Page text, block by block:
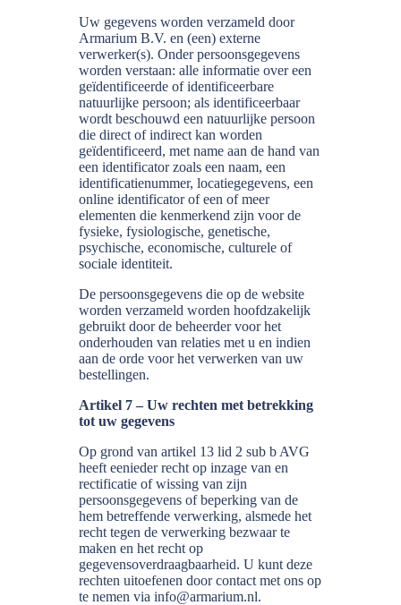
Uw gegevens worden verzameld door
Armarium B.V. en (een) externe
verwerker(s). Onder persoonsgegevens
worden verstaan: alle informatie over een
geïdentificeerde of identificeerbare
natuurlijke persoon; als identificeerbaar
wordt beschouwd een natuurlijke persoon
die direct of indirect kan worden
geïdentificeerd, met name aan de hand van
een identificator zoals een naam, een
identificatienummer, locatiegegevens, een
online identificator of een of meer
elementen die kenmerkend zijn voor de
fysieke, fysiologische, genetische,
psychische, economische, culturele of
sociale identiteit.
De persoonsgegevens die op de website
worden verzameld worden hoofdzakelijk
gebruikt door de beheerder voor het
onderhouden van relaties met u en indien
aan de orde voor het verwerken van uw
bestellingen.
Artikel 7 – Uw rechten met betrekking
tot uw gegevens
Op grond van artikel 13 lid 2 sub b AVG
heeft eenieder recht op inzage van en
rectificatie of wissing van zijn
persoonsgegevens of beperking van de
hem betreffende verwerking, alsmede het
recht tegen de verwerking bezwaar te
maken en het recht op
gegevensoverdraagbaarheid. U kunt deze
rechten uitoefenen door contact met ons op
te nemen via info@armarium.nl.